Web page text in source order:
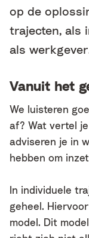
op de
trajecten, als
als
Vanuit het
We luisteren
af? Wat vertel
adviseren je in
hebben om
In individuele
geheel.
model. Dit